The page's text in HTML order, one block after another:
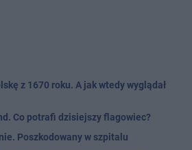
z 1670 roku. A jak wtedy wyglądał
Co potrafi dzisiejszy flagowiec?
Poszkodowany w szpitalu